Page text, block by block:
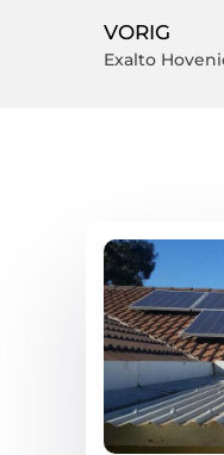
VORIG